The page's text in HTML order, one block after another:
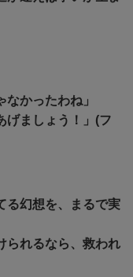
なかったわね」
げましょう！」(フ
る幻想を、まるで実
られるなら、救われ